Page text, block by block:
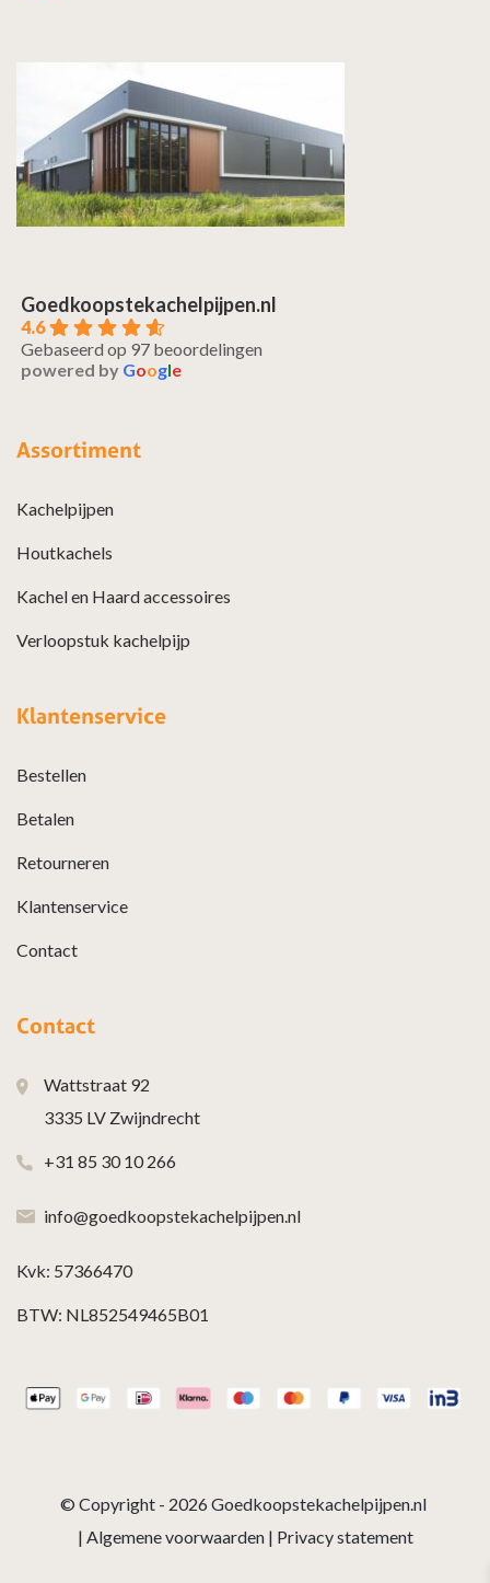
Goedkoopstekachelpijpen.nl
4.6
Gebaseerd op 97 beoordelingen
powered by Google
Assortiment
Kachelpijpen
Houtkachels
Kachel en Haard accessoires
Verloopstuk kachelpijp
Klantenservice
Bestellen
Betalen
Retourneren
Klantenservice
Contact
Contact
Wattstraat 92
3335 LV Zwijndrecht
+31 85 30 10 266
info@goedkoopstekachelpijpen.nl
Kvk: 57366470
BTW: NL852549465B01
© Copyright - 2026 Goedkoopstekachelpijpen.nl
| Algemene voorwaarden| Privacy statement